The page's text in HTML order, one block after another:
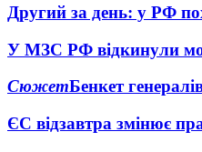
Другий за день: у РФ
У МЗС РФ відкинули
СюжетБенкет
ЄС відзавтра змінює